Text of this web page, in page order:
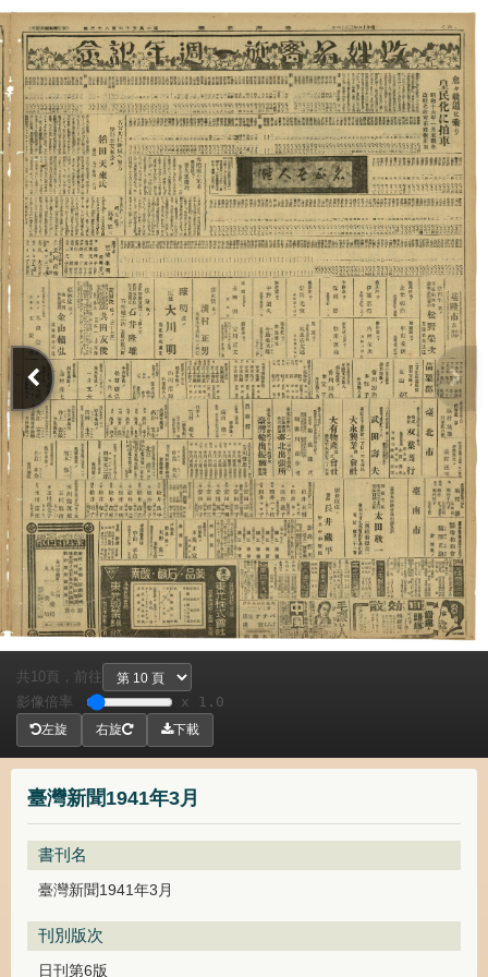
臺灣新聞1941年3月
書刊名
臺灣新聞1941年3月
刊別版次
日刊第6版
共 10頁，
前往
影像倍率
x 1.0
左旋 右旋 下載